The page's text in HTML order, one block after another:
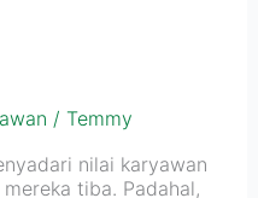
/ Temmy
nilai karyawan
tiba. Padahal,